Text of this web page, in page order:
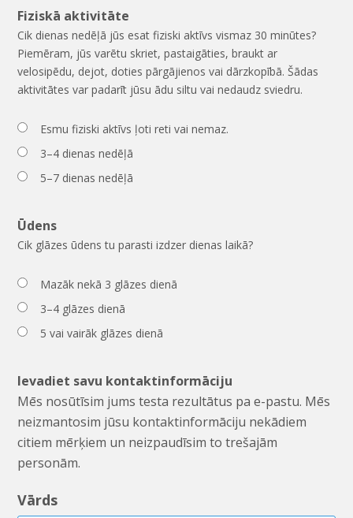
Fiziskā aktivitāte
Cik dienas nedēļā jūs esat fiziski aktīvs vismaz 30 minūtes?
Piemēram, jūs varētu skriet, pastaigāties, braukt ar
velosipēdu, dejot, doties pārgājienos vai dārzkopībā. Šādas
aktivitātes var padarīt jūsu ādu siltu vai nedaudz sviedru.
Esmu fiziski aktīvs ļoti reti vai nemaz.
3–4 dienas nedēļā
5–7 dienas nedēļā
Ūdens
Cik glāzes ūdens tu parasti izdzer dienas laikā?
Mazāk nekā 3 glāzes dienā
3–4 glāzes dienā
5 vai vairāk glāzes dienā
Ievadiet savu kontaktinformāciju
Mēs nosūtīsim jums testa rezultātus pa e-pastu. Mēs
neizmantosim jūsu kontaktinformāciju nekādiem
citiem mērķiem un neizpaudīsim to trešajām
personām.
Vārds